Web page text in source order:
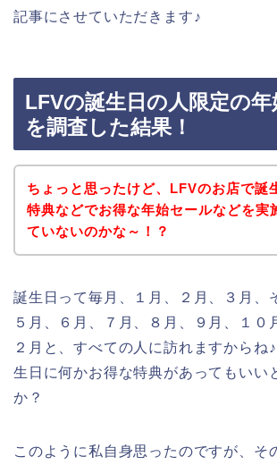
記事にさせていただきます♪
LFVの誕生日の人限定の
を調査した結果！
ちょっと思ったけど、LFVのお店で誕
特典などでお得な年始セールなどを実
ていないのかな～！？
誕生日って毎月、１月、２月、３月、
５月、６月、７月、８月、９月、１０
２月と、すべての人に訪れますからね
生日に何かお得な特典があってもいい
か？
このように私自身思ったのですが、そ